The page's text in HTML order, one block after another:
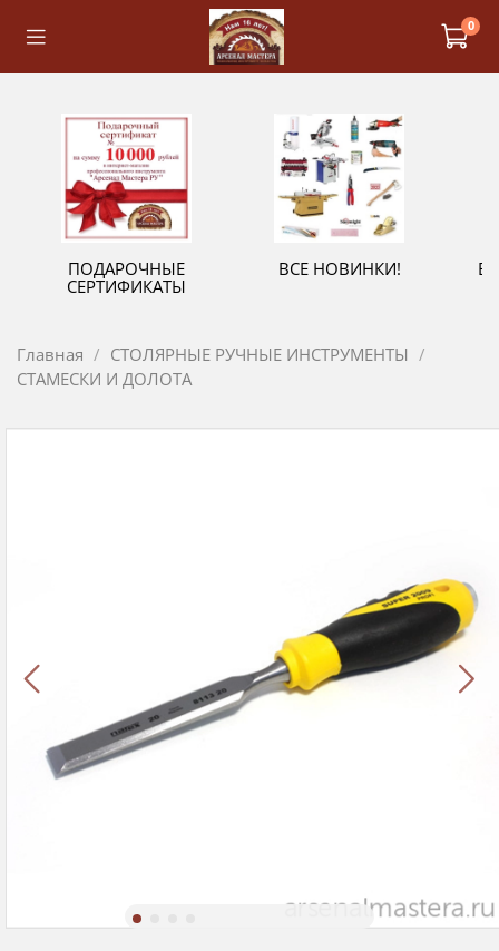
0
ПОДАРОЧНЫЕ
СЕРТИФИКАТЫ
ВСЕ НОВИНКИ!
Главная
СТОЛЯРНЫЕ РУЧНЫЕ ИНСТРУМЕНТЫ
СТАМЕСКИ И ДОЛОТА